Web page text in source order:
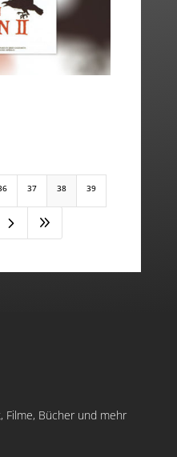
37 38 39
5 9
Filme, Bücher und mehr